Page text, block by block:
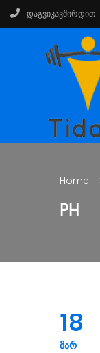
დაგვიკავშირდით:
Home
PH
18
ᲛᲐᲠ